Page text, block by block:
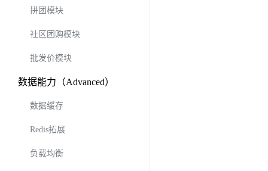
拼团模块
社区团购模块
批发价模块
数据能力（Advanced）
数据缓存
Redis拓展
负载均衡